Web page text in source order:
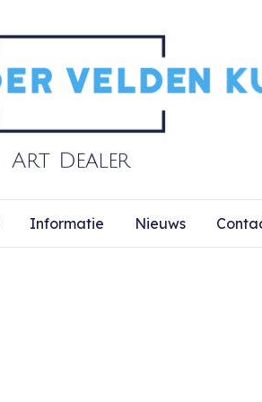
Informatie Nieuws